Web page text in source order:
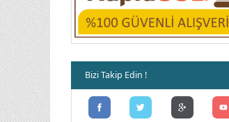
Bizi Takip Edin !